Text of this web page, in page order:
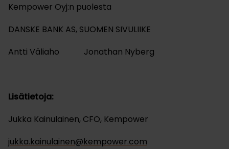
Kempower Oyj:n puolesta
DANSKE BANK AS, SUOMEN SIVULIIKE
Antti Väliaho Jonathan Nyberg
Lisätietoja:
Jukka Kainulainen, CFO, Kempower
jukka.kainulainen@kempower.com